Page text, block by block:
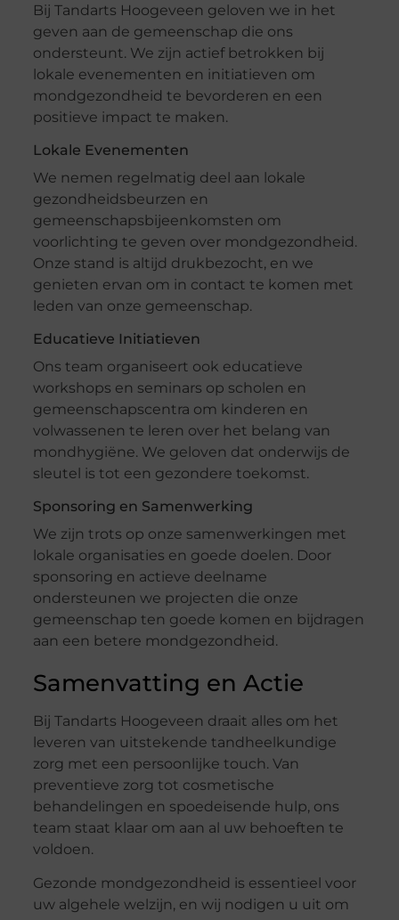
Bij Tandarts Hoogeveen geloven we in het
geven aan de gemeenschap die ons
ondersteunt. We zijn actief betrokken bij
lokale evenementen en initiatieven om
mondgezondheid te bevorderen en een
positieve impact te maken.
Lokale Evenementen
We nemen regelmatig deel aan lokale
gezondheidsbeurzen en
gemeenschapsbijeenkomsten om
voorlichting te geven over mondgezondheid.
Onze stand is altijd drukbezocht, en we
genieten ervan om in contact te komen met
leden van onze gemeenschap.
Educatieve Initiatieven
Ons team organiseert ook educatieve
workshops en seminars op scholen en
gemeenschapscentra om kinderen en
volwassenen te leren over het belang van
mondhygiëne. We geloven dat onderwijs de
sleutel is tot een gezondere toekomst.
Sponsoring en Samenwerking
We zijn trots op onze samenwerkingen met
lokale organisaties en goede doelen. Door
sponsoring en actieve deelname
ondersteunen we projecten die onze
gemeenschap ten goede komen en bijdragen
aan een betere mondgezondheid.
Samenvatting en Actie
Bij Tandarts Hoogeveen draait alles om het
leveren van uitstekende tandheelkundige
zorg met een persoonlijke touch. Van
preventieve zorg tot cosmetische
behandelingen en spoedeisende hulp, ons
team staat klaar om aan al uw behoeften te
voldoen.
Gezonde mondgezondheid is essentieel voor
uw algehele welzijn, en wij nodigen u uit om